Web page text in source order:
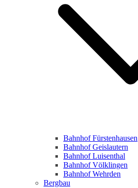
Bahnhof Fürstenhausen
Bahnhof Geislautern
Bahnhof Luisenthal
Bahnhof Völklingen
Bahnhof Wehrden
Bergbau